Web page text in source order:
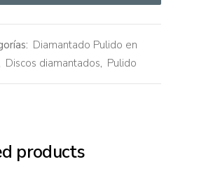
Diamantado Pulido en
Discos diamantados, Pulido
products